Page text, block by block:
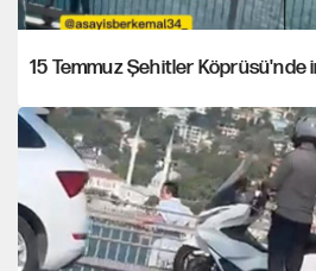
15 Temmuz Şehitler Köprüsü'nde